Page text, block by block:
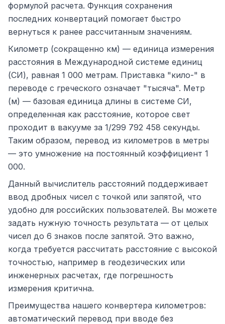
формулой расчета. Функция сохранения
последних конвертаций помогает быстро
вернуться к ранее рассчитанным значениям.
Километр (сокращенно км) — единица измерения
расстояния в Международной системе единиц
(СИ), равная 1 000 метрам. Приставка "кило-" в
переводе с греческого означает "тысяча". Метр
(м) — базовая единица длины в системе СИ,
определенная как расстояние, которое свет
проходит в вакууме за 1/299 792 458 секунды.
Таким образом, перевод из километров в метры
— это умножение на постоянный коэффициент 1
000.
Данный вычислитель расстояний поддерживает
ввод дробных чисел с точкой или запятой, что
удобно для российских пользователей. Вы можете
задать нужную точность результата — от целых
чисел до 6 знаков после запятой. Это важно,
когда требуется рассчитать расстояние с высокой
точностью, например в геодезических или
инженерных расчетах, где погрешность
измерения критична.
Преимущества нашего конвертера километров:
автоматический перевод при вводе без